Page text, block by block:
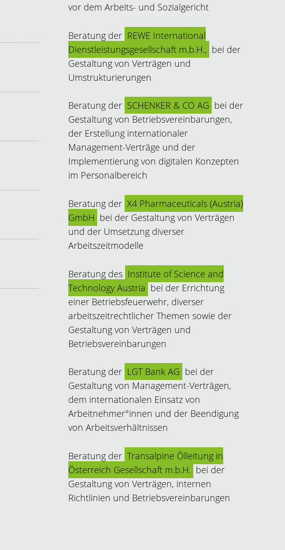
vor dem Arbeits- und Sozialgericht
Beratung der REWE International
Dienstleistungsgesellschaft m.b.H., bei der
Gestaltung von Verträgen und
Umstrukturierungen
Beratung der SCHENKER & CO AG bei der
Gestaltung von Betriebsvereinbarungen,
der Erstellung internationaler
Management-Verträge und der
Implementierung von digitalen Konzepten
im Personalbereich
Beratung der X4 Pharmaceuticals (Austria)
GmbH bei der Gestaltung von Verträgen
und der Umsetzung diverser
Arbeitszeitmodelle
Beratung des Institute of Science and
Technology Austria bei der Errichtung
einer Betriebsfeuerwehr, diverser
arbeitszeitrechtlicher Themen sowie der
Gestaltung von Verträgen und
Betriebsvereinbarungen
Beratung der LGT Bank AG bei der
Gestaltung von Management-Verträgen,
dem internationalen Einsatz von
Arbeitnehmer°innen und der Beendigung
von Arbeitsverhältnissen
Beratung der Transalpine Ölleitung in
Österreich Gesellschaft m.b.H. bei der
Gestaltung von Verträgen, internen
Richtlinien und Betriebsvereinbarungen